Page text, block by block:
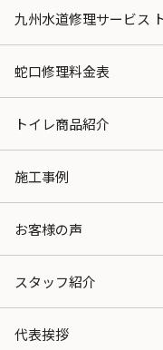
九州水道修理サービス
蛇口修理料金表
トイレ商品紹介
施工事例
お客様の声
スタッフ紹介
代表挨拶